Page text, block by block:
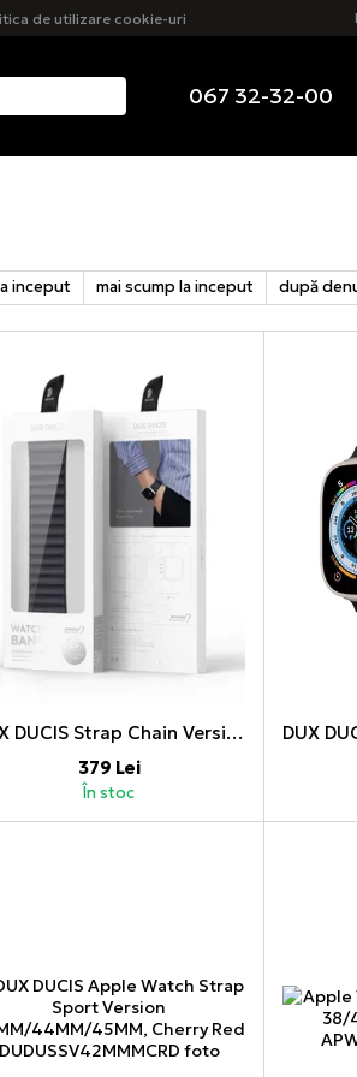
de utilizare cookie-uri
067 32-32-00
inceput mai scump la inceput după
DUX DUCIS Strap Chain Version Apple Watch 38MM/40MM/41MM, Black
379 Lei
În stoc